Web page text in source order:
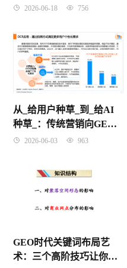
的企业知识图谱
2026-06-18 756
从_给用户种草_到_给AI
种草_：传统营销向GEO
的范式转移
2026-06-03 963
GEO时代关键词布局艺
术：三个高阶技巧让你的